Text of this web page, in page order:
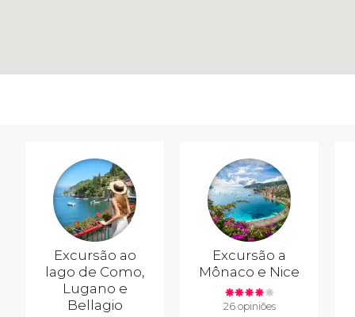
Excursão ao
lago de Como,
Lugano e
Bellagio
Excursão a
Mônaco e Nice
26 opiniões